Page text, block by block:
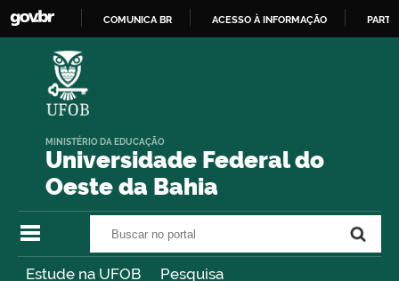
COMUNICA BR ACESSO À INFORMAÇÃO
Universidade Federal do
Oeste da Bahia
MINISTÉRIO DA EDUCAÇÃO
Estude na UFOB
Pesquisa